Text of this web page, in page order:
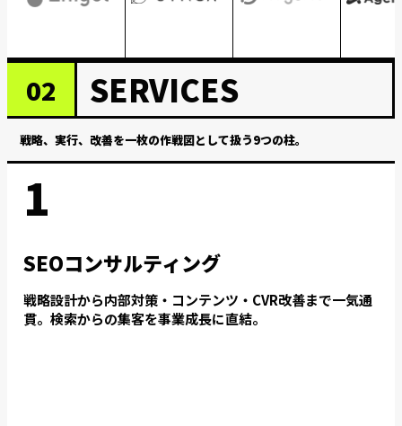
02 SERVICES
戦略、実行、改善を一枚の作戦図として扱う9つの柱。
1
SEOコンサルティング
戦略設計から内部対策・コンテンツ・CVR改善まで一気通
貫。検索からの集客を事業成長に直結。